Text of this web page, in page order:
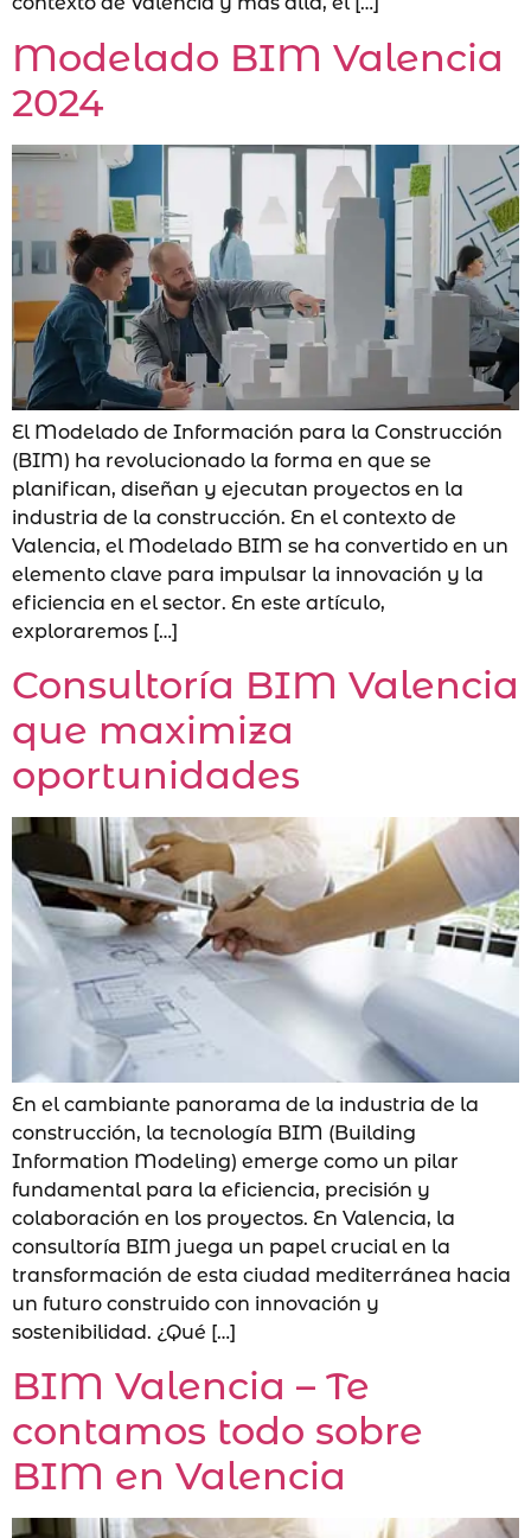
Modelado BIM Valencia
2024
El Modelado de Información para la Construcción
(BIM) ha revolucionado la forma en que se
planifican, diseñan y ejecutan proyectos en la
industria de la construcción. En el contexto de
Valencia, el Modelado BIM se ha convertido en un
elemento clave para impulsar la innovación y la
eficiencia en el sector. En este artículo,
exploraremos […]
Consultoría BIM Valencia
que maximiza
oportunidades
En el cambiante panorama de la industria de la
construcción, la tecnología BIM (Building
Information Modeling) emerge como un pilar
fundamental para la eficiencia, precisión y
colaboración en los proyectos. En Valencia, la
consultoría BIM juega un papel crucial en la
transformación de esta ciudad mediterránea hacia
un futuro construido con innovación y
sostenibilidad. ¿Qué […]
BIM Valencia – Te
contamos todo sobre
BIM en Valencia